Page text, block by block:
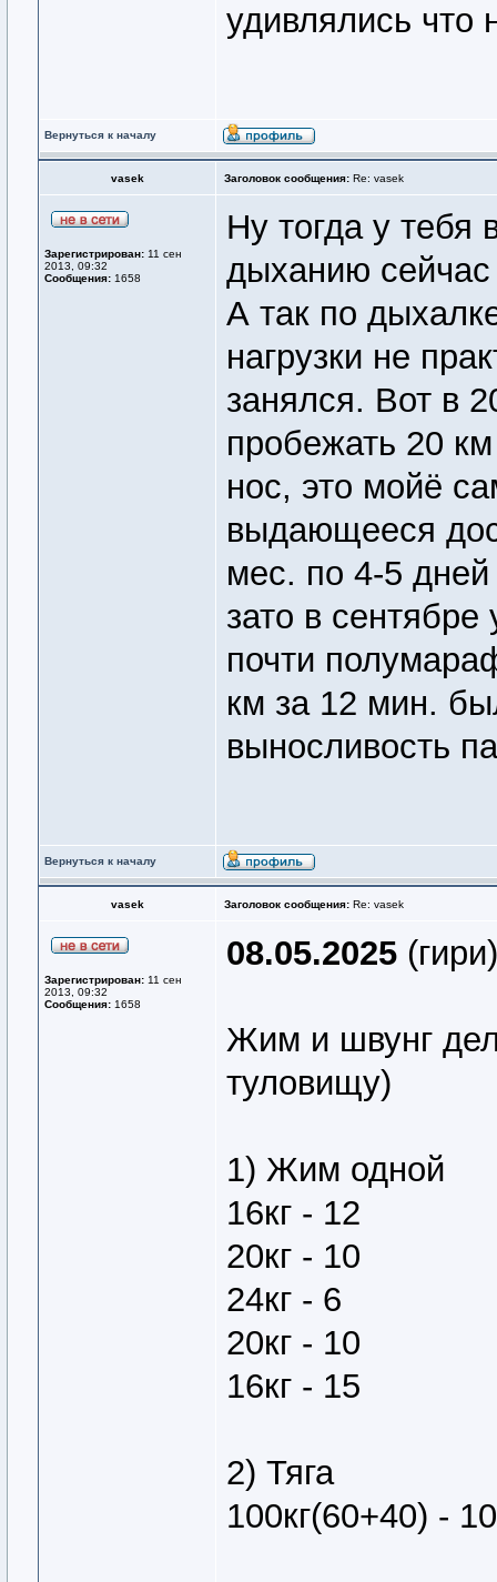
удивлялись что
Вернуться к началу
vasek Заголовок сообщения: Re: vasek
Зарегистрирован: 11 сен
2013, 09:32
Сообщения: 1658
Ну тогда у тебя
дыханию
А так по
нагрузки не
занялся. Вот в
пробежать 20
нос, это мойё
выдающееся
мес. по 4-5
зато в
почти
км за 12 мин.
выносливость
Вернуться к началу
vasek Заголовок сообщения: Re: vasek
Зарегистрирован: 11 сен
2013, 09:32
Сообщения: 1658
08.05.2025 (гири)
Жим и швунг
туловищу)
1) Жим одной
16кг - 12
20кг - 10
24кг - 6
20кг - 10
16кг - 15
2) Тяга
100кг(60+40) -